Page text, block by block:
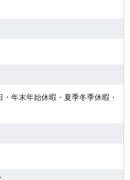
年末年始休暇・夏季冬季休暇・